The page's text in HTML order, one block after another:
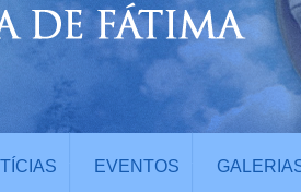
EVENTOS